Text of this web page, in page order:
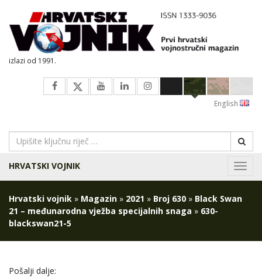
izlazi od 1991.
English
HRVATSKI VOJNIK
Hrvatski vojnik » Magazin » 2021 » Broj 630 » Black Swan
21 – međunarodna vježba specijalnih snaga » 630-
blackswan21-5
Pošalji dalje: